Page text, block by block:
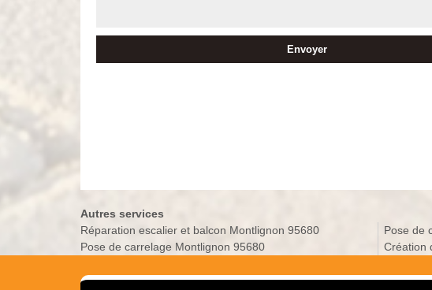
Autres services
Réparation escalier et balcon Montlignon 95680
Pose de carrelage Montlignon 95680
Pose de
Création